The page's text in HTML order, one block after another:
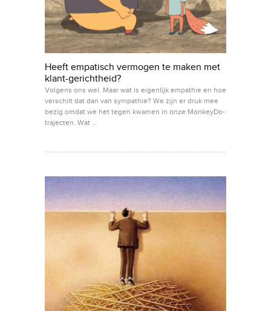
Heeft empatisch vermogen te maken met
klant-gerichtheid?
Volgens ons wel. Maar wat is eigenlijk empathie en hoe
verschilt dat dan van sympathie? We zijn er druk mee
bezig omdat we het tegen kwamen in onze MonkeyDo-
trajecten. Wat …